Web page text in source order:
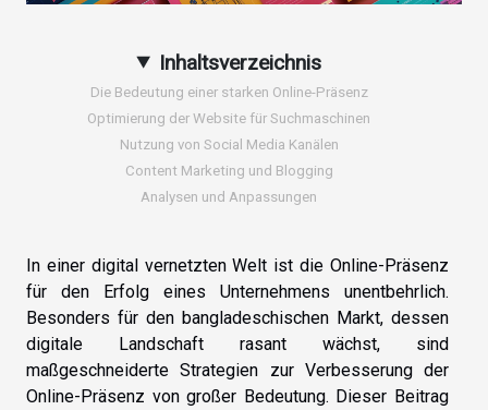
Inhaltsverzeichnis
Die Bedeutung einer starken Online-Präsenz
Optimierung der Website für Suchmaschinen
Nutzung von Social Media Kanälen
Content Marketing und Blogging
Analysen und Anpassungen
In einer digital vernetzten Welt ist die Online-Präsenz
für den Erfolg eines Unternehmens unentbehrlich.
Besonders für den bangladeschischen Markt, dessen
digitale Landschaft rasant wächst, sind
maßgeschneiderte Strategien zur Verbesserung der
Online-Präsenz von großer Bedeutung. Dieser Beitrag